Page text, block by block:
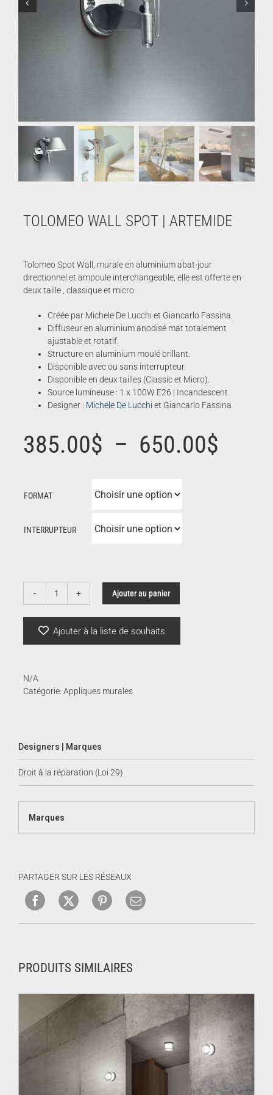
TOLOMEO WALL SPOT | ARTEMIDE
Tolomeo Spot Wall, murale en aluminium abat-jour
directionnel et ampoule interchangeable, elle est offerte en
deux taille , classique et micro.
Créée par Michele De Lucchi et Giancarlo Fassina.
Diffuseur en aluminium anodisé mat totalement
ajustable et rotatif.
Structure en aluminium moulé brillant.
Disponible avec ou sans interrupteur.
Disponible en deux tailles (Classic et Micro).
Source lumineuse : 1 x 100W E26 | Incandescent.
Designer : Michele De Lucchi et Giancarlo Fassina
385.00$ – 650.00$
FORMAT
INTERRUPTEUR
quantité
Wall
Ajouter au panier
Ajouter à la liste de souhaits
N/A
Catégorie: Appliques murales
Designers | Marques
Droit à la réparation (Loi 29)
Marques
PARTAGER SUR LES RÉSEAUX
PRODUITS SIMILAIRES